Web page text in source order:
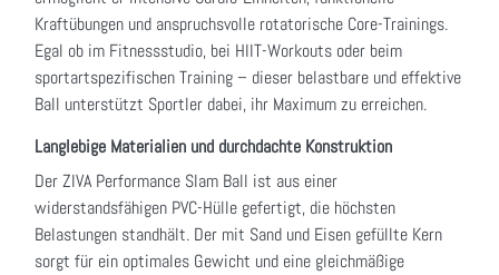
Kraftübungen und anspruchsvolle rotatorische Core-Trainings.
Egal ob im Fitnessstudio, bei HIIT-Workouts oder beim
sportartspezifischen Training – dieser belastbare und effektive
Ball unterstützt Sportler dabei, ihr Maximum zu erreichen.
Langlebige Materialien und durchdachte Konstruktion
Der ZIVA Performance Slam Ball ist aus einer
widerstandsfähigen PVC-Hülle gefertigt, die höchsten
Belastungen standhält. Der mit Sand und Eisen gefüllte Kern
sorgt für ein optimales Gewicht und eine gleichmäßige